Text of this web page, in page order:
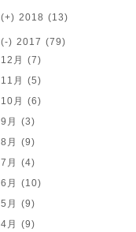
(+) 2018 (13)
(-) 2017 (79)
12月 (7)
11月 (5)
10月 (6)
9月 (3)
8月 (9)
7月 (4)
6月 (10)
5月 (9)
4月 (9)